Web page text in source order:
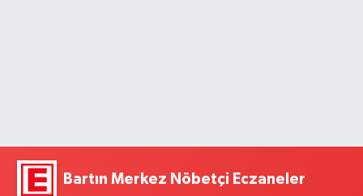
Bartın Merkez Nöbetçi Eczaneler